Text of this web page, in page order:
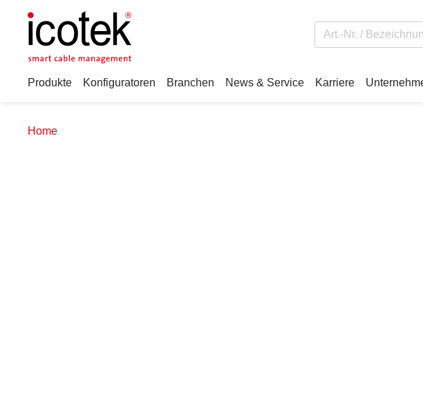
Produkte Konfiguratoren Branchen News & Service Karriere
Home